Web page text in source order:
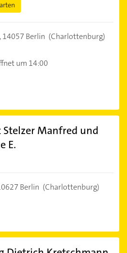
14057 Berlin (Charlottenburg)
um 14:00
Manfred und
E.
Berlin (Charlottenburg)